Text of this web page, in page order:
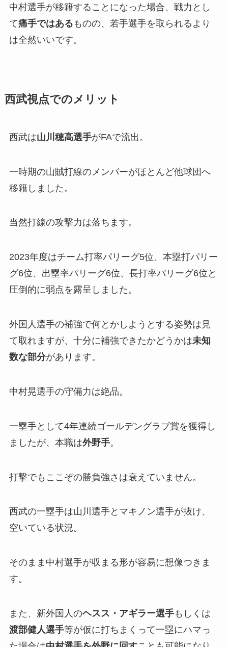
中村選手が移籍することになった場合、戦力とし
て痛手ではある ものの、若手選手を取られるより
は全然いいです。
西武視点でのメリット
西武は山川穂高選手がFAで流出。
一時期の山賊打線のメンバーがほとんど他球団へ
移籍しました。
当然打線の攻撃力は落ちます。
2023年度はチーム打率パリーグ5位、本塁打パリー
グ6位、出塁率パリーグ6位、長打率パリーグ6位と
圧倒的に弱点を露呈しました。
外国人選手の補強で何とかしようとする姿勢は見
て取れますが、十分に補強できたかどうかは未知
数な部分があります。
中村晃選手の守備力は絶品。
一塁手として4年連続ゴールデングラブ賞を獲得し
ましたが、本職は外野手。
打撃でもここぞの勝負強さは衰えていません。
西武の一塁手は山川選手とマキノン選手が抜け、
空いている状況。
そのまま中村選手が収まる形が容易に想像つきま
す。
また、新外国人のヘスス・アギラー選手もしくは
渡部健人選手等が仮に打ちまくって一塁にハマっ